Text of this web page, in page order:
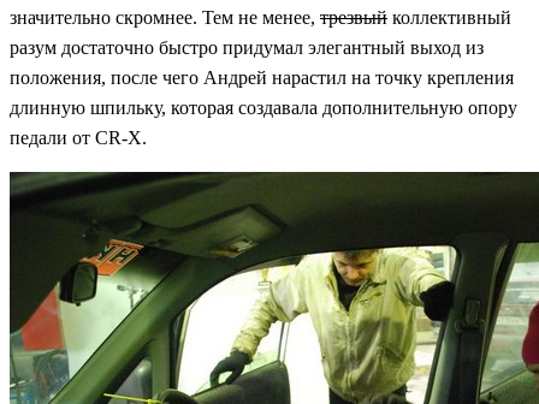
значительно скромнее. Тем не менее, трезвый коллективный
разум достаточно быстро придумал элегантный выход из
положения, после чего Андрей нарастил на точку крепления
длинную шпильку, которая создавала дополнительную опору
педали от CR-X.